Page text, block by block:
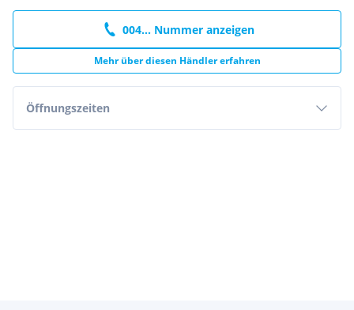
004... Nummer anzeigen
Mehr über diesen Händler erfahren
Öffnungszeiten